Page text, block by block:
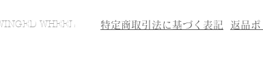
対応させて
北海道・沖縄
WHEEL 特定商取引法に基づく表記 返品